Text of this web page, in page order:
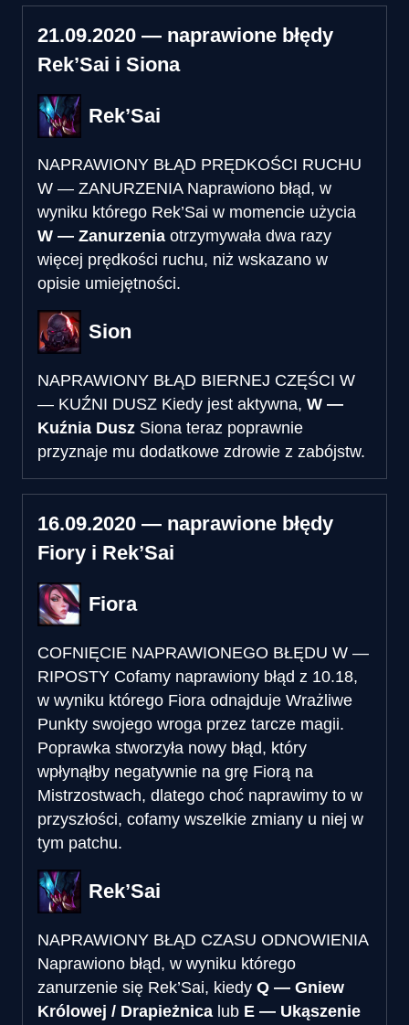
21.09.2020 — naprawione błędy
Rek’Sai i Siona
Rek’Sai
NAPRAWIONY BŁĄD PRĘDKOŚCI RUCHU
W — ZANURZENIA Naprawiono błąd, w
wyniku którego Rek’Sai w momencie użycia
W — Zanurzenia otrzymywała dwa razy
więcej prędkości ruchu, niż wskazano w
opisie umiejętności.
Sion
NAPRAWIONY BŁĄD BIERNEJ CZĘŚCI W
— KUŹNI DUSZ Kiedy jest aktywna, W —
Kuźnia Dusz Siona teraz poprawnie
przyznaje mu dodatkowe zdrowie z zabójstw.
16.09.2020 — naprawione błędy
Fiory i Rek’Sai
Fiora
COFNIĘCIE NAPRAWIONEGO BŁĘDU W —
RIPOSTY Cofamy naprawiony błąd z 10.18,
w wyniku którego Fiora odnajduje Wrażliwe
Punkty swojego wroga przez tarcze magii.
Poprawka stworzyła nowy błąd, który
wpłynąłby negatywnie na grę Fiorą na
Mistrzostwach, dlatego choć naprawimy to w
przyszłości, cofamy wszelkie zmiany u niej w
tym patchu.
Rek’Sai
NAPRAWIONY BŁĄD CZASU ODNOWIENIA
Naprawiono błąd, w wyniku którego
zanurzenie się Rek’Sai, kiedy Q — Gniew
Królowej / Drapieżnica lub E — Ukąszenie